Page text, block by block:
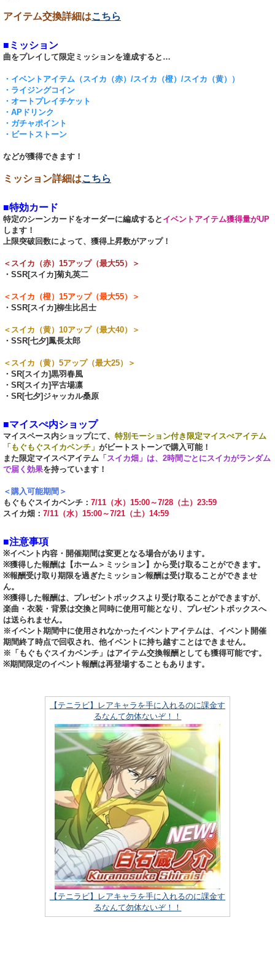
アイテム交換詳細はこちら
■ミッション
曲をプレイして限定ミッションを達成すると…
・イベントアイテム（スイカ（赤）/スイカ（橙）/スイカ（黄））
・ライジングコイン
・オートプレイチケット
・APドリンク
・ガチャポイント
・ビートストーン
などが獲得できます！
ミッション詳細はこちら
■特効カード
特定のシーンカードをオーダーに編成すると イベントアイテム獲得量がUP
します！
上限突破回数によって、獲得上昇数がアップ！
＜スイカ（赤）15アップ（最大55）＞
・SSR[スイカ]菊丸英二
＜スイカ（橙）15アップ（最大55）＞
・SSR[スイカ]柳生比呂士
＜スイカ（黄）10アップ（最大40）＞
・SSR[七夕]鳳長太郎
＜スイカ（黄）5アップ（最大25）＞
・SR[スイカ]黒羽春風
・SR[スイカ]平古場凛
・SR[七夕]ジャッカル桑原
■マイスぺ内ショップ
マイスペース内ショップにて、 特別モーション付き限定マイスぺアイテム
「もぐもぐスイカベンチ」 がビートストーンで購入可能！
また限定マイスペアイテム 「スイカ畑」は、2時間ごとにスイカがランダム
で届く効果を持っています！
＜購入可能期間＞
もぐもぐスイカベンチ： 7/11（水）15:00～7/28（土）23:59
スイカ畑： 7/11（水）15:00～7/21（土）14:59
■注意事項
※イベント内容・開催期間は変更となる場合があります。
※獲得した報酬は【ホーム＞ミッション】から受け取ることができます。
※報酬受け取り期限を過ぎたミッション報酬は受け取ることができませ
ん。
※獲得した報酬は、プレゼントボックスより受け取ることができますが、
楽曲・衣装・背景は交換と同時に使用可能となり、プレゼントボックスへ
は送られません。
※イベント期間中に使用されなかったイベントアイテムは、イベント開催
期間終了時点で回収され、他イベントに持ち越すことはできません。
※「もぐもぐスイカベンチ」はアイテム交換報酬としても獲得可能です。
※期間限定のイベント報酬は再登場することもあります。
【テニラビ】レアキャラを手に入れるのに課金す
るなんて勿体ないぞ！！
【テニラビ】レアキャラを手に入れるのに課金す
るなんて勿体ないぞ！！